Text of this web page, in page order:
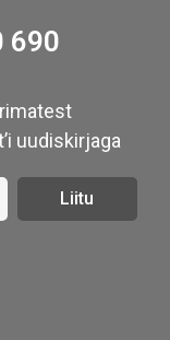
690
uudiskirjaga
Liitu